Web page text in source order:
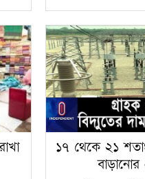
১৭ থেকে ২১
বাড়ানোর